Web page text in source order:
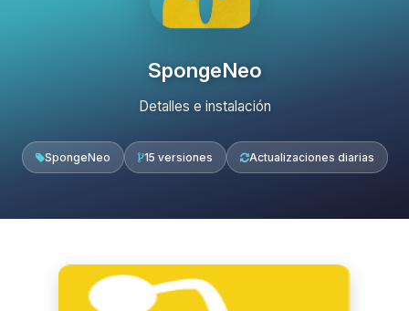
SpongeNeo
Detalles e instalación
SpongeNeo 15 versiones Actualizaciones diarias